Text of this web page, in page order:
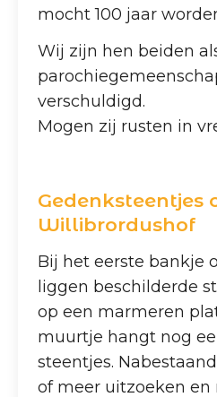
mocht 100 jaar
Wij zijn hen beiden
verschuldigd.
Mogen zij rusten in
Gedenksteentjes
Willibrordushof
Bij het eerste bankje
liggen beschilderde
op een marmeren
muurtje hangt nog
steentjes.
of meer uitzoeken en